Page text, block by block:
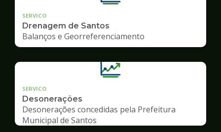
SERVICO
Drenagem de Santos
Balanços e Georreferenciamento
SERVICO
Desonerações
Desonerações concedidas pela Prefeitura
Municipal de Santos